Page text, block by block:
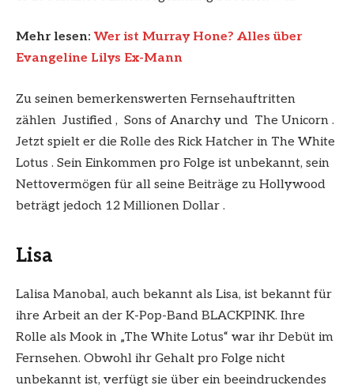
Mehr lesen: Wer ist Murray Hone? Alles über
Evangeline Lilys Ex-Mann
Zu seinen bemerkenswerten Fernsehauftritten
zählen Justified , Sons of Anarchy und The Unicorn .
Jetzt spielt er die Rolle des Rick Hatcher in The White
Lotus . Sein Einkommen pro Folge ist unbekannt, sein
Nettovermögen für all seine Beiträge zu Hollywood
beträgt jedoch 12 Millionen Dollar .
Lisa
Lalisa Manobal, auch bekannt als Lisa, ist bekannt für
ihre Arbeit an der K-Pop-Band BLACKPINK. Ihre
Rolle als Mook in „The White Lotus“ war ihr Debüt im
Fernsehen. Obwohl ihr Gehalt pro Folge nicht
unbekannt ist, verfügt sie über ein beeindruckendes